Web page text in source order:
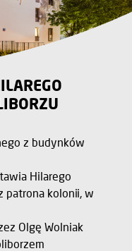
z budynków
Hilarego
patrona kolonii, w
Olgę Wolniak